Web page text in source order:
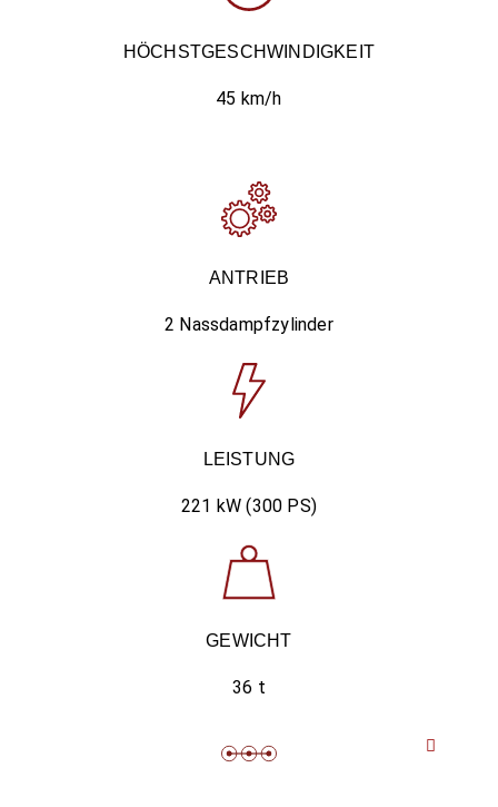
HÖCHSTGESCHWINDIGKEIT
45 km/h
ANTRIEB
2 Nassdampfzylinder
LEISTUNG
221 kW (300 PS)
GEWICHT
36 t